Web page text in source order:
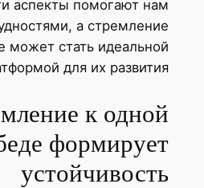
аспекты помогают нам
а стремление
может стать идеальной
для их развития.
к одной
формирует
устойчивость